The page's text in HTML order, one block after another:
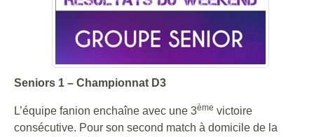
Seniors 1 – Championnat D3
L’équipe fanion enchaîne avec une 3ème victoire
consécutive. Pour son second match à domicile de la